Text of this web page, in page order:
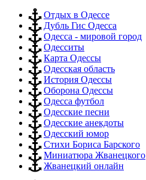
Отдых в Одессе
Дубль Гис Одесса
Одесса - мировой город
Одесситы
Карта Одессы
Одесская область
История Одессы
Оборона Одессы
Одесса футбол
Одесские песни
Одесские анекдоты
Одесский юмор
Стихи Бориса Барского
Миниатюра Жванецкого
Жванецкий онлайн